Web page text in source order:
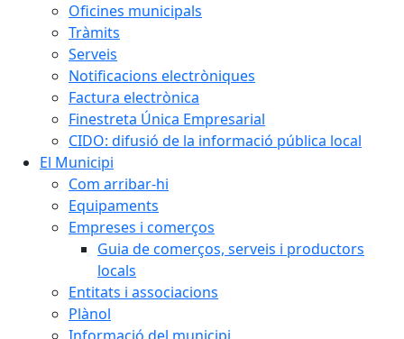
Oficines municipals
Tràmits
Serveis
Notificacions electròniques
Factura electrònica
Finestreta Única Empresarial
CIDO: difusió de la informació pública local
El Municipi
Com arribar-hi
Equipaments
Empreses i comerços
Guia de comerços, serveis i productors
locals
Entitats i associacions
Plànol